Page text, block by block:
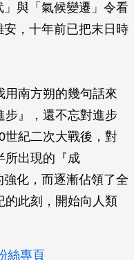
與「氣候變遷」令看
，十年前已把末日時
用南方朔的幾句話來
步』，還不忘對進步
世紀二次大戰後，對
所出現的『成
化，而逐漸佔領了全
的此刻，開始向人類
絲專頁